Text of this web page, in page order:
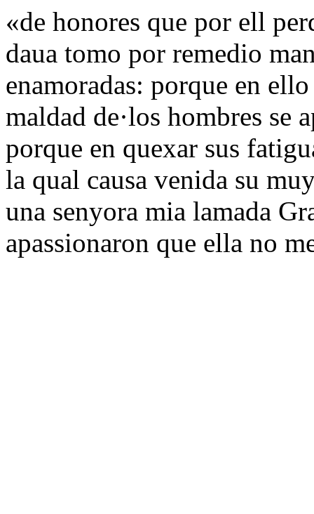
«de honores que por ell
daua tomo por remedio
enamoradas: porque en
maldad de·los hombres se
porque en quexar sus
la qual causa venida su
una senyora mia lamada
apassionaron que ella no